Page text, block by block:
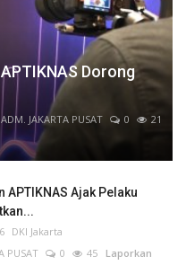
Dorong
JAKARTA PUSAT 0
21
APTIKNAS Ajak Pelaku
DKI Jakarta
PUSAT
0 45 Laporkan